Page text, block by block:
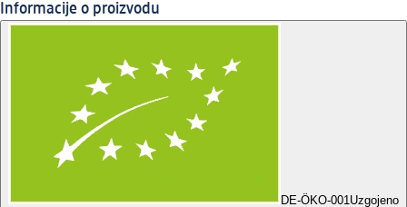
Informacije o proizvodu
DE-ÖKO-001Uzgojeno